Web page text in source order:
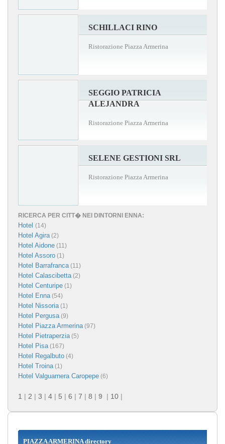
SCHILLACI RINO
Ristorazione Piazza Armerina
SEGGIO PATRICIA
ALEJANDRA
Ristorazione Piazza Armerina
SELENE GESTIONI SRL
Ristorazione Piazza Armerina
RICERCA PER CITT� NEI DINTORNI ENNA:
Hotel (14)
Hotel Agira(2)
Hotel Aidone (11)
Hotel Assoro (1)
Hotel Barrafranca(11)
Hotel Calascibetta(2)
Hotel Centuripe (1)
Hotel Enna(54)
Hotel Nissoria(1)
Hotel Pergusa(9)
Hotel Piazza Armerina(97)
Hotel Pietraperzia(5)
Hotel Pisa(167)
Hotel Regalbuto (4)
Hotel Troina(1)
Hotel Valguarnera Caropepe (6)
1 | 2 | 3 | 4 | 5 | 6 | 7 | 8 | 9 | 10 |
PIAZZA ARMERINA directory